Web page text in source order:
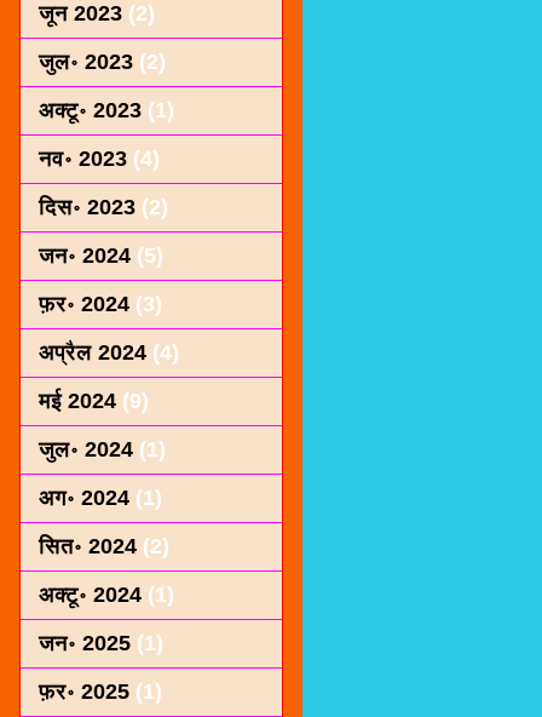
जून 2023 (2)
जुल॰ 2023 (2)
अक्टू॰ 2023 (1)
नव॰ 2023 (4)
दिस॰ 2023 (2)
जन॰ 2024 (5)
फ़र॰ 2024 (3)
अप्रैल 2024 (4)
मई 2024 (9)
जुल॰ 2024 (1)
अग॰ 2024 (1)
सित॰ 2024 (2)
अक्टू॰ 2024 (1)
जन॰ 2025 (1)
फ़र॰ 2025 (1)